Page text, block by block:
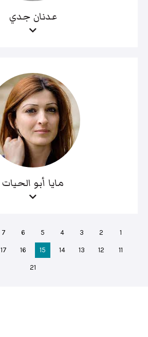
عدنان جدي
مايا أبو الحيات
1
2
3
4
5
6
7
11
12
13
14
15
16
17
21